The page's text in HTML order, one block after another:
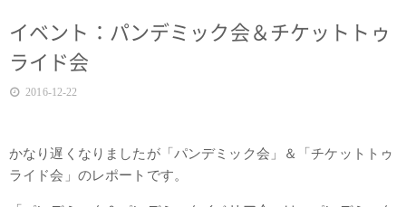
イベント：パンデミック会＆チケットトゥ
ライド会
2016-12-22
かなり遅くなりましたが「パンデミック会」＆「チケットトゥ
ライド会」のレポートです。